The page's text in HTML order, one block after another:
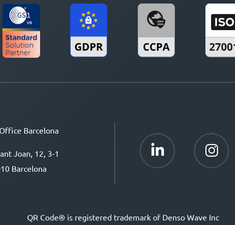
Office Barcelona
Joan, 12, 3-1
Barcelona
QR Code® is registered trademark of Denso Wave Inc